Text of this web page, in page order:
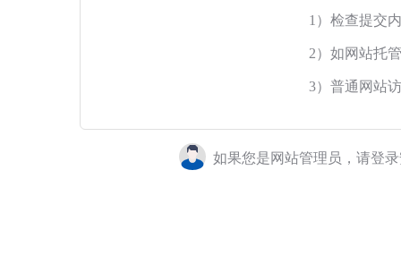
1）检查提交
2）如网站托
3）普通网站
如果您是网站管理员，请登